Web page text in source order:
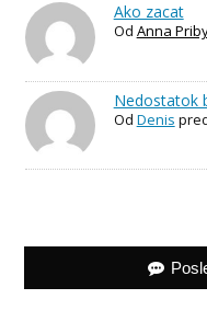
Ako zacat
Od Anna
Nedostatok
Od Denis